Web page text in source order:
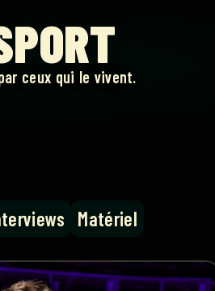
ceux qui le vivent.
Matériel